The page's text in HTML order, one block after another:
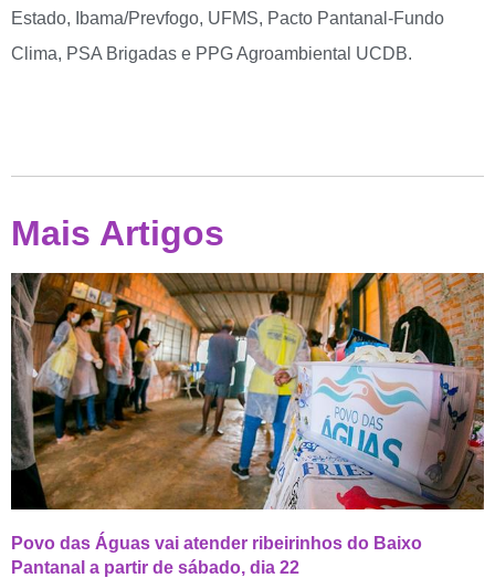
Estado, Ibama/Prevfogo, UFMS, Pacto Pantanal-Fundo
Clima, PSA Brigadas e PPG Agroambiental UCDB.
Mais Artigos
Povo das Águas vai atender ribeirinhos do Baixo
Pantanal a partir de sábado, dia 22